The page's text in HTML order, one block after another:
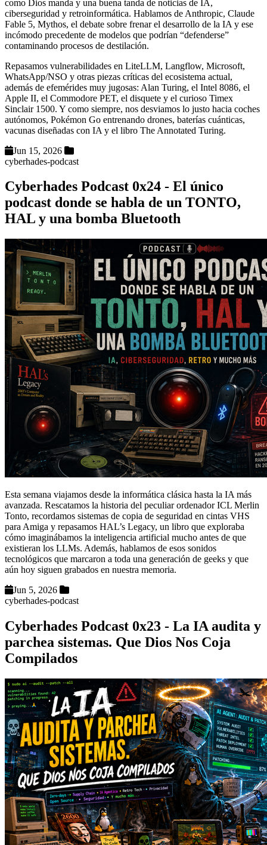
como Dios manda y una buena tanda de noticias de IA,
ciberseguridad y retroinformática. Hablamos de Anthropic, Claude
Fable 5, Mythos, el debate sobre frenar el desarrollo de la IA y ese
incómodo precedente de modelos que podrían “defenderse”
contaminando procesos de destilación.
Repasamos vulnerabilidades en LiteLLM, Langflow, Microsoft,
WhatsApp/NSO y otras piezas críticas del ecosistema actual,
además de efemérides muy jugosas: Alan Turing, el Intel 8086, el
Apple II, el Commodore PET, el disquete y el curioso Timex
Sinclair 1500. Y como siempre, nos desviamos lo justo hacia coches
autónomos, Pokémon Go entrenando drones, baterías cuánticas,
vacunas diseñadas con IA y el libro The Annotated Turing.
Jun 15, 2026
cyberhades-podcast
Cyberhades Podcast 0x24 - El único
podcast donde se habla de un TONTO,
HAL y una bomba Bluetooth
Esta semana viajamos desde la informática clásica hasta la IA más
avanzada. Rescatamos la historia del peculiar ordenador ICL Merlin
Tonto, recordamos sistemas de copia de seguridad en cintas VHS
para Amiga y repasamos HAL’s Legacy, un libro que exploraba
cómo imaginábamos la inteligencia artificial mucho antes de que
existieran los LLMs. Además, hablamos de esos sonidos
tecnológicos que marcaron a toda una generación de geeks y que
aún hoy siguen grabados en nuestra memoria.
Jun 5, 2026
cyberhades-podcast
Cyberhades Podcast 0x23 - La IA audita y
parchea sistemas. Que Dios Nos Coja
Compilados